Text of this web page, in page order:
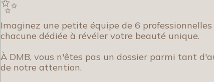
Imaginez une petite équipe de 6 professionnelles
chacune dédiée à révéler votre beauté unique.
À DMB, vous n'êtes pas un dossier parmi tant
de notre attention.